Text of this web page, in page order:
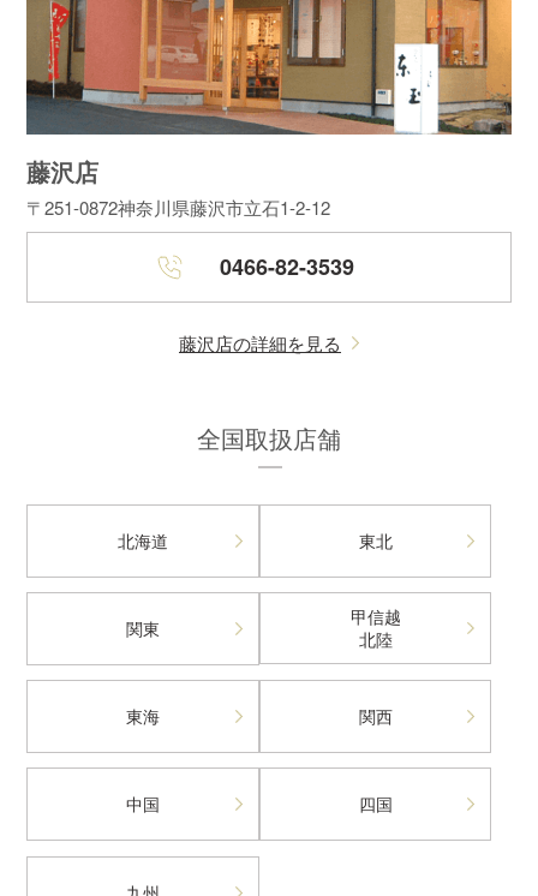
藤沢店
〒251-0872神奈川県藤沢市立石1-2-12
0466-82-3539
藤沢店の詳細を見る
全国取扱店舗
北海道 東北
関東
甲信越
北陸
東海 関西
中国 四国